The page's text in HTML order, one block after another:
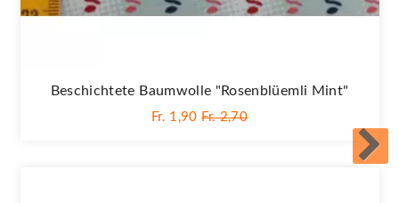
Beschichtete Baumwolle "Rosenblüemli Mint"
Fr. 1,90 Fr. 2,70